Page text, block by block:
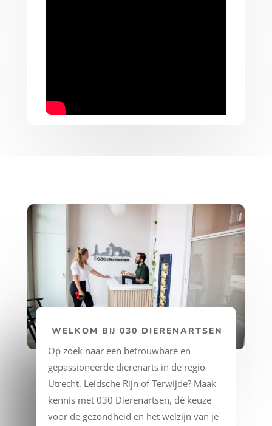
WELKOM BIJ 030 DIERENARTSEN
Op zoek naar een betrouwbare en
gepassioneerde dierenarts in de regio
Utrecht, Leidsche Rijn of Terwijde? Maak
kennis met 030 Dierenartsen, dé keuze
voor de gezondheid en het welzijn van je